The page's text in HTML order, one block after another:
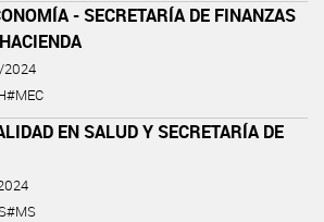
- SECRETARÍA DE FINANZAS
2024
EN SALUD Y SECRETARÍA DE